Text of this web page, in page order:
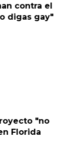
contra el
digas gay"
"no
Florida